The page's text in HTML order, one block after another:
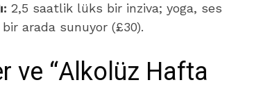
2,5 saatlik lüks bir inziva; yoga, ses
bir arada sunuyor (£30).
ve “Alkolüz Hafta